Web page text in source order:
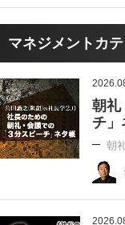
マネジメントカ
朝礼
チ」
朝